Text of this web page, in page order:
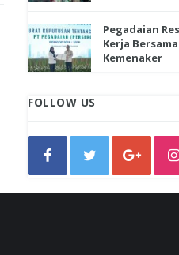
Pegadaian
Kerja
Kemenaker
FOLLOW US